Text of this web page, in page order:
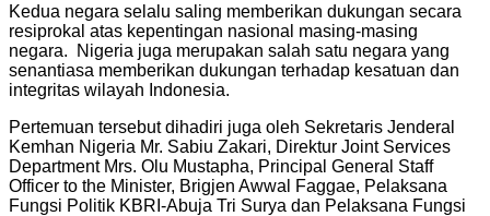
Kedua negara selalu saling memberikan dukungan secara
resiprokal atas kepentingan nasional masing-masing
negara. Nigeria juga merupakan salah satu negara yang
senantiasa memberikan dukungan terhadap kesatuan dan
integritas wilayah Indonesia.
Pertemuan tersebut dihadiri juga oleh Sekretaris Jenderal
Kemhan Nigeria Mr. Sabiu Zakari, Direktur Joint Services
Department Mrs. Olu Mustapha, Principal General Staff
Officer to the Minister, Brigjen Awwal Faggae, Pelaksana
Fungsi Politik KBRI-Abuja Tri Surya dan Pelaksana Fungsi